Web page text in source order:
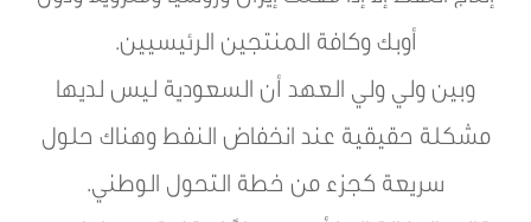
أوبك وكافة المنتجين الرئيسيين.
وبين ولي ولي العهد أن السعودية ليس لديها
مشكلة حقيقية عند انخفاض النفط وهناك حلول
سريعة كجزء من خطة التحول الوطني.